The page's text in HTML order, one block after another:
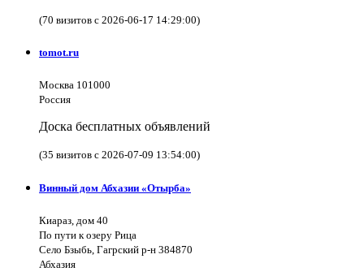
(70 визитов с 2026-06-17 14:29:00)
tomot.ru
Москва 101000
Россия
Доска бесплатных объявлений
(35 визитов с 2026-07-09 13:54:00)
Винный дом Абхазии «Отырба»
Киараз, дом 40
По пути к озеру Рица
Село Бзыбь, Гагрский р-н 384870
Абхазия